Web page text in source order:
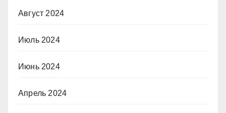
Август 2024
Июль 2024
Июнь 2024
Апрель 2024